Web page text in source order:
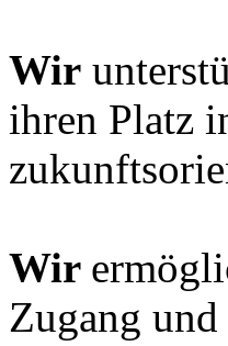
Wir
ihren Platz
Wir
Zugang